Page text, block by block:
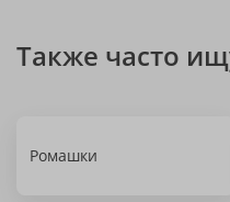
Также часто
Ромашки